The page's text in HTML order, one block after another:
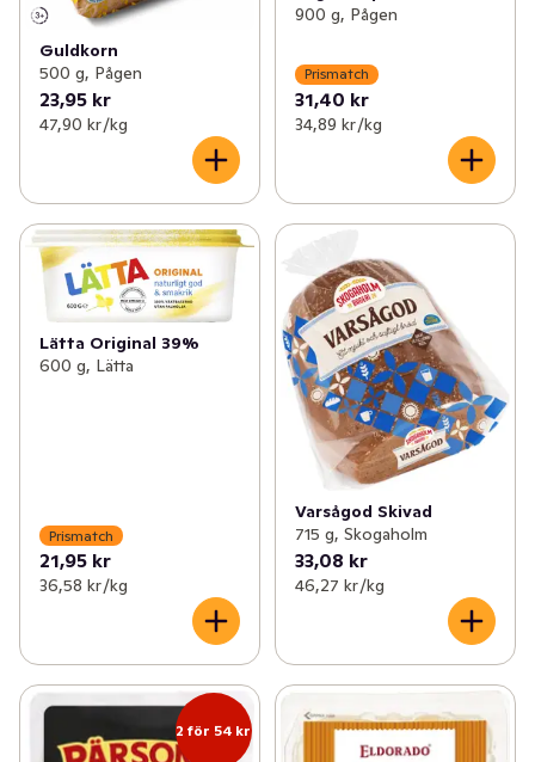
Guldkorn
500 g, Pågen
23,95 kr
47,90 kr /kg
900 g, Pågen
Prismatch
31,40 kr
34,89 kr /kg
Lätta Original 39%
600 g, Lätta
Prismatch
21,95 kr
36,58 kr /kg
Varsågod Skivad
715 g, Skogaholm
33,08 kr
46,27 kr /kg
2 för 54 kr